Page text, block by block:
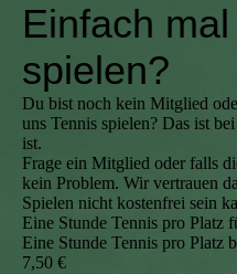
Einfach
spielen?
Du bist noch kein Mitglied
uns Tennis spielen? Das ist
ist.
Frage ein Mitglied oder falls
kein Problem. Wir vertrauen
Spielen nicht kostenfrei sein
Eine Stunde Tennis pro
Eine Stunde Tennis pro Platz
7,50 €